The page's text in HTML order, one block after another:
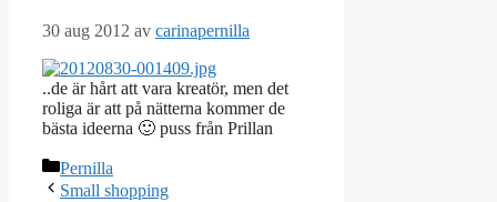
30 aug 2012 av carinapernilla
..de är hårt att vara kreatör, men det
roliga är att på nätterna kommer de
bästa ideerna 🙂 puss från Prillan
Kategorier
Pernilla
Small shopping